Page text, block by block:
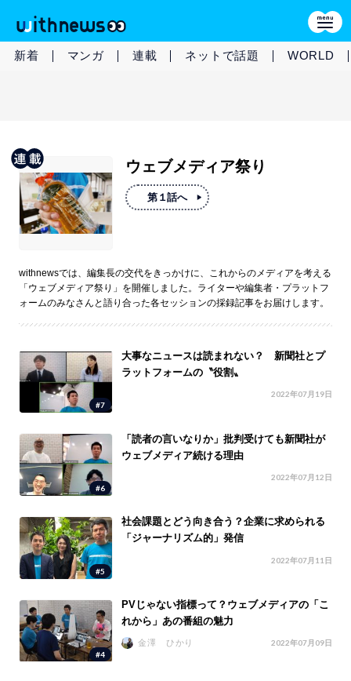
新着 マンガ 連載 ネットで話題 WORLD
ウェブメディア祭り
第１話へ
withnewsでは、編集長の交代をきっかけに、これからのメディアを考える
「ウェブメディア祭り」を開催しました。ライターや編集者・プラットフ
ォームのみなさんと語り合った各セッションの採録記事をお届けします。
#7
大事なニュースは読まれない？ 新聞社とプ
ラットフォームの〝役割〟
2022年07月19日
#6
「読者の言いなりか」批判受けても新聞社が
ウェブメディア続ける理由
2022年07月12日
#5
社会課題とどう向き合う？企業に求められる
「ジャーナリズム的」発信
2022年07月11日
#4
PVじゃない指標って？ウェブメディアの「こ
れから」あの番組の魅力
金澤 ひかり 2022年07月09日